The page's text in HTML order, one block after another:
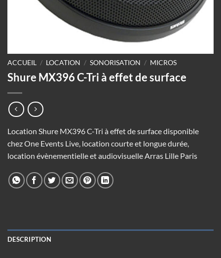
ACCUEIL / LOCATION / SONORISATION / MICROS
Shure MX396 C-Tri à effet de surface
Location Shure MX396 C-Tri à effet de surface disponible
chez One Events Live, location courte et longue durée,
location évènementielle et audiovisuelle Arras Lille Paris
DESCRIPTION